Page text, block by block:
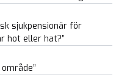
sjukpensionär för
hot eller hat?”